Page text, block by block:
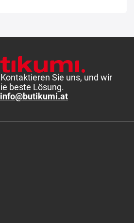
Kontaktieren Sie uns, und wir
beste Lösung.
info@butikumi.at